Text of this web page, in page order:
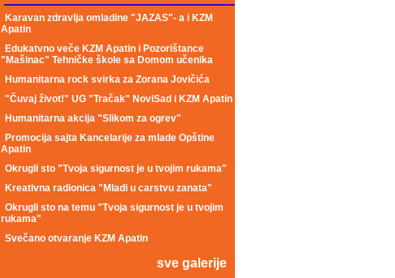
Karavan zdravlja omladine "JAZAS"- a i KZM
Apatin
Edukatvno veče KZM Apatin i Pozorištance
"Mašinac" Tehničke škole sa Domom učenika
Humanitarna rock svirka za Zorana Jovičića
"Čuvaj život!" UG "Tračak" NoviSad i KZM Apatin
Humanitarna akcija "Slikom za ogrev"
Promocija sajta Kancelarije za mlade Opštine
Apatin
Okrugli sto "Tvoja sigurnost je u tvojim rukama"
Kreativna radionica "Mladi u carstvu zanata"
Okrugli sto na temu "Tvoja sigurnost je u tvojim
rukama"
Svečano otvaranje KZM Apatin
sve galerije